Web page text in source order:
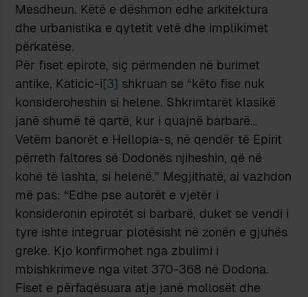
Mesdheun. Këtë e dëshmon edhe arkitektura
dhe urbanistika e qytetit vetë dhe implikimet
përkatëse.
Për fiset epirote, siç përmenden në burimet
antike, Katicic-i[3] shkruan se “këto fise nuk
konsideroheshin si helene. Shkrimtarët klasikë
janë shumë të qartë, kur i quajnë barbarë…
Vetëm banorët e Hellopia-s, në qendër të Epirit
përreth faltores së Dodonës njiheshin, që në
kohë të lashta, si helenë.” Megjithatë, ai vazhdon
më pas: “Edhe pse autorët e vjetër i
konsideronin epirotët si barbarë, duket se vendi i
tyre ishte integruar plotësisht në zonën e gjuhës
greke. Kjo konfirmohet nga zbulimi i
mbishkrimeve nga vitet 370-368 në Dodona.
Fiset e përfaqësuara atje janë mollosët dhe